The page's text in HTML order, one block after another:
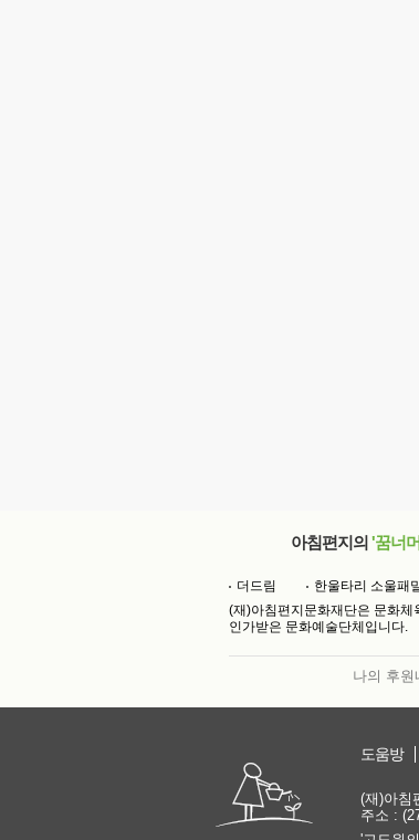
아침편지의 '꿈너
더드림
한울타리 소울패
(재)아침편지문화재단은 문화체
인가받은 문화예술단체입니다.
나의 후원
도움방
(재)아침
주소 :